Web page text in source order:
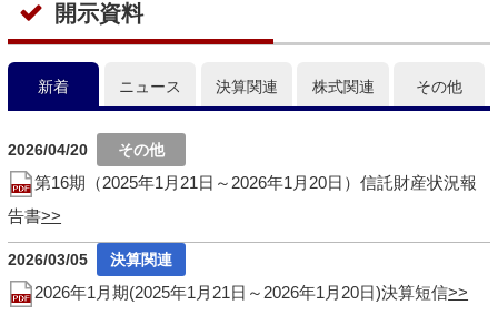
開示資料
新着 ニュース 決算関連 株式関連 その他
2026/04/20
第16期（2025年1月21日～2026年1月20日）信託財産状況報
告書
2026/03/05
2026年1月期(2025年1月21日～2026年1月20日)決算短信